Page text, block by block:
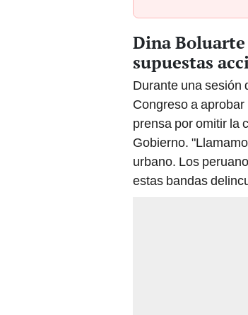
Dina
supuestas
Durante una sesión
Congreso a
prensa por omitir la
Gobierno.
urbano. Los
estas bandas